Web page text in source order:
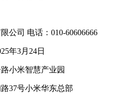
公司 电话：010-60606666
年3月24日
小米智慧产业园
37号小米华东总部